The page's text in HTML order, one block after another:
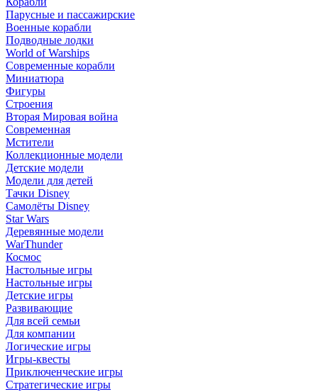
Парусные и пассажирские
Военные корабли
Подводные лодки
World of Warships
Современные корабли
Миниатюра
Фигуры
Строения
Вторая Мировая война
Современная
Мстители
Коллекционные модели
Детские модели
Модели для детей
Тачки Disney
Самолёты Disney
Star Wars
Деревянные модели
WarThunder
Космос
Настольные игры
Настольные игры
Детские игры
Развивающие
Для всей семьи
Для компании
Логические игры
Игры-квесты
Приключенческие игры
Стратегические игры